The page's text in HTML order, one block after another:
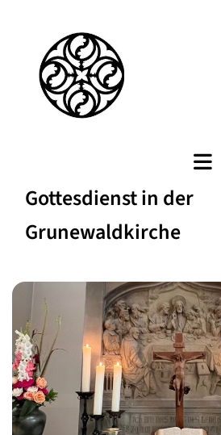
Gottesdienst in der
Grunewaldkirche